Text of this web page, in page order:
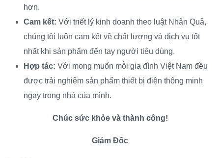
hơn.
Cam kết: Với triết lý kinh doanh theo luật Nhân Quả,
chúng tôi luôn cam kết về chất lượng và dịch vụ tốt
nhất khi sản phẩm đến tay người tiêu dùng.
Hợp tác: Với mong muốn mỗi gia đình Việt Nam đều
được trải nghiệm sản phẩm thiết bị điện thông minh
ngay trong nhà của mình.
Chúc sức khỏe và thành công!
Giám Đốc